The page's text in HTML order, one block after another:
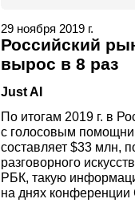
29 ноября 2019 г.
Российский
вырос в 8 раз
Just AI
По итогам 2019 г. в
с голосовым
составляет $33 млн,
разговорного
РБК, такую
на днях конференции